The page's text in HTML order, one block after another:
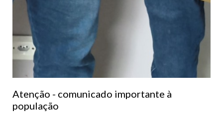
Atenção - comunicado importante à
população